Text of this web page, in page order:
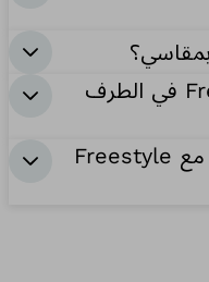
هل يمكن دمج Freestyle Swim في الطرف
هل أحتاج إلى ارتداء حذاء خاص مع Freestyle